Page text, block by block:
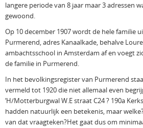
langere periode van 8 jaar maar 3 adressen
gewoond.
Op 10 december 1907 wordt de hele familie
Purmerend, adres Kanaalkade, behalve
ambachtsschool in Amsterdam af en voegt
de familie in Purmerend.
In het bevolkingsregister van Purmerend
vermeld tot 1920 die niet allemaal even
‘H/Motterburgwal W.E straat C24 ? 190a
hadden natuurlijk een betekenis, maar
van dat vraagteken?Het gaat dus om